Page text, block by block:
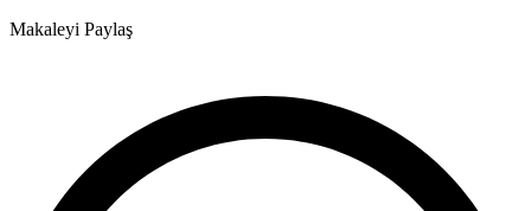
Makaleyi Paylaş